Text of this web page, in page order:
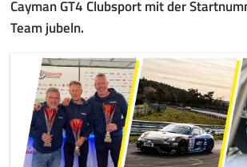
Cayman GT4 Clubsport mit der
Team jubeln.